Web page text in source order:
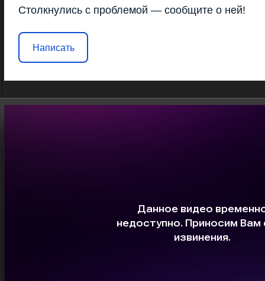
Столкнулись с проблемой — сообщите о ней!
Написать